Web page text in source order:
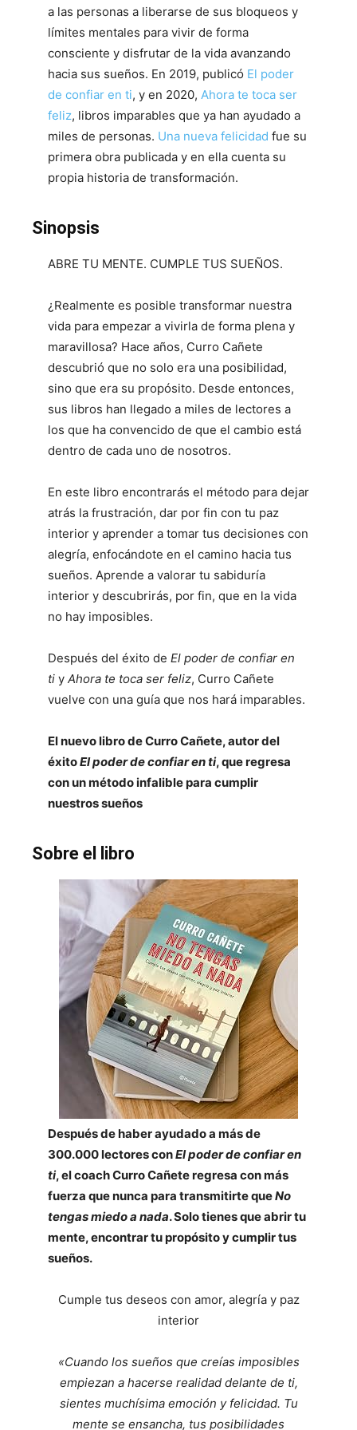
a las personas a liberarse de sus bloqueos y
límites mentales para vivir de forma
consciente y disfrutar de la vida avanzando
hacia sus sueños. En 2019, publicó El poder
de confiar en ti, y en 2020, Ahora te toca ser
feliz, libros imparables que ya han ayudado a
miles de personas. Una nueva felicidad fue su
primera obra publicada y en ella cuenta su
propia historia de transformación.
Sinopsis
ABRE TU MENTE. CUMPLE TUS SUEÑOS.
¿Realmente es posible transformar nuestra
vida para empezar a vivirla de forma plena y
maravillosa? Hace años, Curro Cañete
descubrió que no solo era una posibilidad,
sino que era su propósito. Desde entonces,
sus libros han llegado a miles de lectores a
los que ha convencido de que el cambio está
dentro de cada uno de nosotros.
En este libro encontrarás el método para dejar
atrás la frustración, dar por fin con tu paz
interior y aprender a tomar tus decisiones con
alegría, enfocándote en el camino hacia tus
sueños. Aprende a valorar tu sabiduría
interior y descubrirás, por fin, que en la vida
no hay imposibles.
Después del éxito de El poder de confiar en
ti y Ahora te toca ser feliz, Curro Cañete
vuelve con una guía que nos hará imparables.
El nuevo libro de Curro Cañete, autor del
éxitoEl poder de confiar en ti, que regresa
con un método infalible para cumplir
nuestros sueños
Sobre el libro
Después de haber ayudado a más de
300.000 lectores conEl poder de confiar en
ti, el coach Curro Cañete regresa con más
fuerza que nunca para transmitirte queNo
tengas miedo a nada. Solo tienes que abrir tu
mente, encontrar tu propósito y cumplir tus
sueños.
Cumple tus deseos con amor, alegría y paz
interior
«Cuando los sueños que creías imposibles
empiezan a hacerse realidad delante de ti,
sientes muchísima emoción y felicidad. Tu
mente se ensancha, tus posibilidades